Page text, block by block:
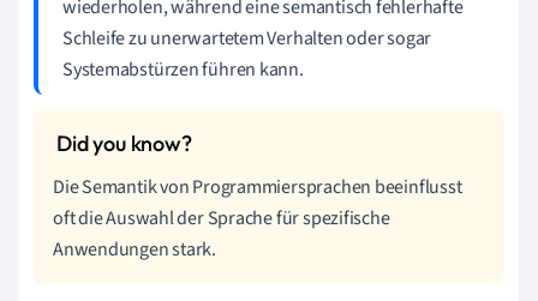
wiederholen, während eine semantisch fehlerhafte
Schleife zu unerwartetem Verhalten oder sogar
Systemabstürzen führen kann.
Die Semantik von Programmiersprachen beeinflusst
oft die Auswahl der Sprache für spezifische
Anwendungen stark.